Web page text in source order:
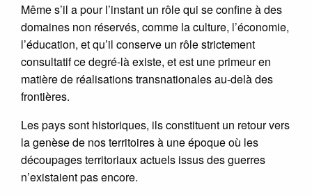
Même s’il a pour l’instant un rôle qui se confine à des
domaines non réservés, comme la culture, l’économie,
l’éducation, et qu’il conserve un rôle strictement
consultatif ce degré-là existe, et est une primeur en
matière de réalisations transnationales au-delà des
frontières.
Les pays sont historiques, ils constituent un retour vers
la genèse de nos territoires à une époque où les
découpages territoriaux actuels issus des guerres
n’existaient pas encore.